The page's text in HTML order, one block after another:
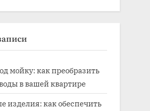
мойку: как преобразить
в вашей квартире
изделия: как обеспечить